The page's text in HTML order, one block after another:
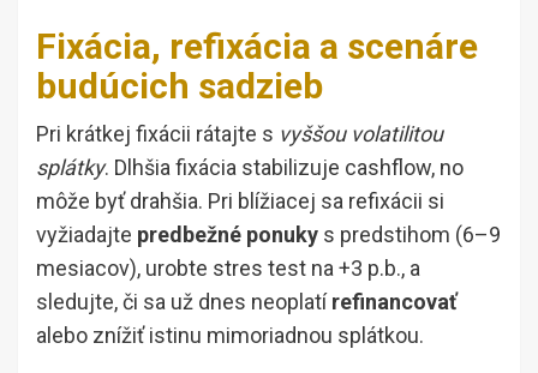
Fixácia, refixácia a scenáre
budúcich sadzieb
Pri krátkej fixácii rátajte s vyššou volatilitou
splátky. Dlhšia fixácia stabilizuje cashflow, no
môže byť drahšia. Pri blížiacej sa refixácii si
vyžiadajte predbežné ponuky s predstihom (6–9
mesiacov), urobte stres test na +3 p.b., a
sledujte, či sa už dnes neoplatírefinancovať
alebo znížiť istinu mimoriadnou splátkou.